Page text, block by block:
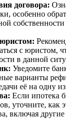
договора:
особенно
собственности
с юристом,
в данной
Уведомите
варианты
её на одну
Если ипотека
уточните, как
включая